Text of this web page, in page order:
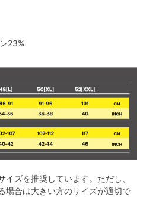
23%
ズを推奨しています。ただし、
場合は大きい方のサイズが適切で